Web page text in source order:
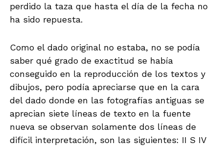
perdido la taza que hasta el día de la fecha no
ha sido repuesta.
Como el dado original no estaba, no se podía
saber qué grado de exactitud se había
conseguido en la reproducción de los textos y
dibujos, pero podía apreciarse que en la cara
del dado donde en las fotografías antiguas se
aprecian siete líneas de texto en la fuente
nueva se observan solamente dos líneas de
difícil interpretación, son las siguientes: II S IV